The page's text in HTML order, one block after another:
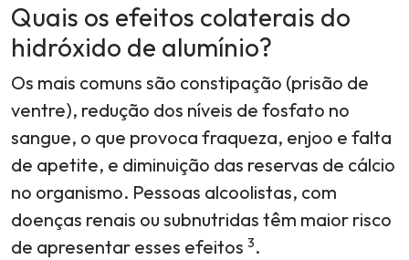
Quais os efeitos colaterais do
hidróxido de alumínio?
Os mais comuns são constipação (prisão de
ventre), redução dos níveis de fosfato no
sangue, o que provoca fraqueza, enjoo e falta
de apetite, e diminuição das reservas de cálcio
no organismo. Pessoas alcoolistas, com
doenças renais ou subnutridas têm maior risco
de apresentar esses efeitos 3.